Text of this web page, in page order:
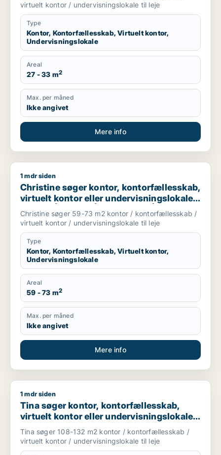
virtuelt kontor / undervisningslokale til leje
Type
Kontor, Kontorfællesskab, Virtuelt kontor,
Undervisningslokale
Areal
27 - 33 m2
Max. per måned
Ikke angivet
Mere info
Christine søger kontor, kontorfællesskab, virtuelt kontor
1 mdr siden
Christine søger kontor, kontorfællesskab,
virtuelt kontor eller undervisningslokale
til leje i Århus C, Århus N eller Århus V
m.fl.
Christine søger 59-73 m2 kontor / kontorfællesskab /
virtuelt kontor / undervisningslokale til leje
Type
Kontor, Kontorfællesskab, Virtuelt kontor,
Undervisningslokale
Areal
59 - 73 m2
Max. per måned
Ikke angivet
Mere info
Tina søger kontor, kontorfællesskab, virtuelt kontor eller
1 mdr siden
Tina søger kontor, kontorfællesskab,
virtuelt kontor eller undervisningslokale
til leje i Videbæk, Kibæk eller Brande m.fl.
Tina søger 108-132 m2 kontor / kontorfællesskab /
virtuelt kontor / undervisningslokale til leje